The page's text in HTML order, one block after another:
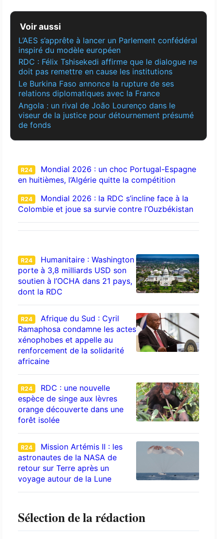
Voir aussi
L’AES s’apprête à lancer un Parlement confédéral
inspiré du modèle européen
RDC : Félix Tshisekedi affirme que le dialogue ne
doit pas remettre en cause les institutions
Le Burkina Faso annonce la rupture de ses
relations diplomatiques avec la France
Angola : un rival de João Lourenço dans le
viseur de la justice pour détournement présumé
de fonds
R24
Mondial 2026 : un choc Portugal-Espagne
en huitièmes, l’Algérie quitte la compétition
R24
Mondial 2026 : la RDC s’incline face à la
Colombie et joue sa survie contre l’Ouzbékistan
R24
Humanitaire : Washington
porte à 3,8 milliards USD son
soutien à l’OCHA dans 21 pays,
dont la RDC
R24
Afrique du Sud : Cyril
Ramaphosa condamne les actes
xénophobes et appelle au
renforcement de la solidarité
africaine
R24
RDC : une nouvelle
espèce de singe aux lèvres
orange découverte dans une
forêt isolée
R24
Mission Artémis II : les
astronautes de la NASA de
retour sur Terre après un
voyage autour de la Lune
Sélection de la rédaction